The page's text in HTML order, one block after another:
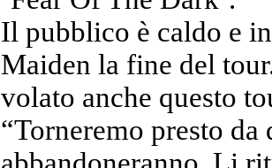
Il pubblico è caldo e
Maiden la fine del
volato anche questo
“Torneremo presto